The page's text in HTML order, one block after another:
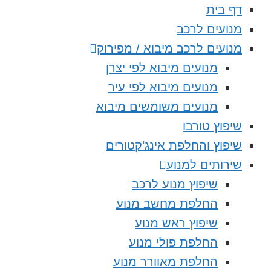
דף בית
מנועים לרכב
מנועים לרכב מיבוא / מפירוק
מנועים מיבוא לפי יצרן
מנועים מיבוא לפי עיר
מנועים משומשים מיבוא
שיפוץ טורבו
שיפוץ והחלפת אינג’קטורים
שירותים למנוע
שיפוץ מנוע לרכב
החלפת מחשב מנוע
שיפוץ ראש מנוע
החלפת פולי מנוע
החלפת מאוורר מנוע